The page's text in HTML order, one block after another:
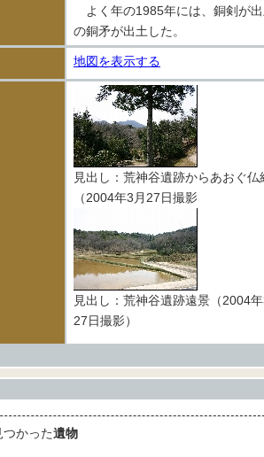
よく年の1985年には、銅剣が
の銅矛が出土した。
地図を表示する
見出し：荒神谷遺跡からあおぐ仏
（2004年3月27日撮影
見出し：荒神谷遺跡遠景（2004
27日撮影）
かった遺物